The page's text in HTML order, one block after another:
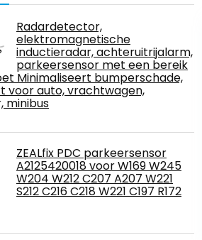
Radardetector,
elektromagnetische
inductieradar, achteruitrijalarm,
parkeersensor met een bereik
Minimaliseert bumperschade,
voor auto, vrachtwagen,
minibus
ZEALfix PDC parkeersensor
A2125420018 voor W169 W245
W204 W212 C207 A207 W221
S212 C216 C218 W221 C197 R172